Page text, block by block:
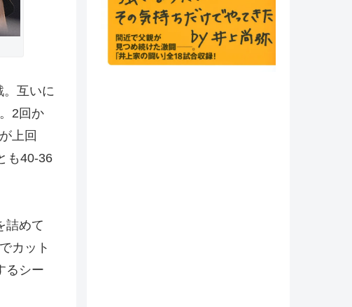
互いに
2回か
上回
も40-36
詰めて
カット
るシー